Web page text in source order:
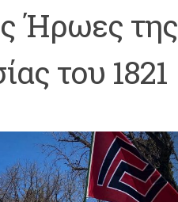
Ήρωες της
του 1821